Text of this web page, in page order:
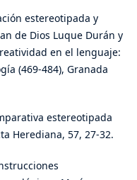
estereotipada y
de Dios Luque Durán y
en el lenguaje:
(469-484), Granada
estereotipada
Herediana, 57, 27-32.